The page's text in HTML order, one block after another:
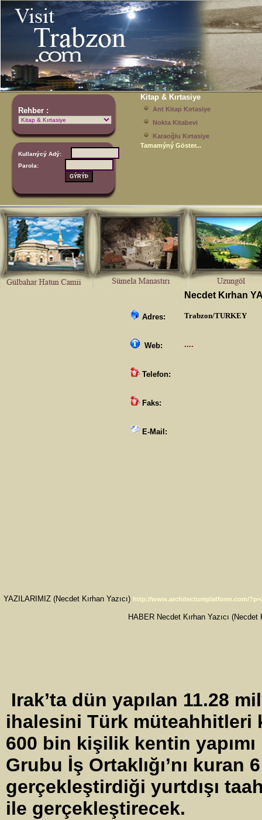
Rehber :
Kitap & Kırtasiye
Ant Kitap Kırtasiye
Nokta Kitabevi
Karaoğlu Kırtasiye
Tamamýný Göster...
Kullanýcý Adý:
Parola:
Necdet Kırhan
Adres: Trabzon/TURKEY
Web: ....
Telefon:
Faks:
E-Mail:
YAZILARIMIZ (Necdet Kırhan Yazıcı) http://www.architectureplatform.com/
HABER Necdet Kırhan Yazıcı (Necdet
Irak’ta dün yapılan 11.28
ihalesini Türk müteahhitleri
600 bin kişilik kentin
Grubu İş Ortaklığı’nı kuran
gerçekleştirdiği yurtdışı
ile gerçekleştirecek.